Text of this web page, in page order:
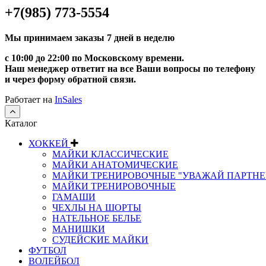
+7(985) 773-5554
Мы принимаем заказы 7 дней в неделю
с 10:00 до 22:00 по Московскому времени.
Наш менеджер ответит на все Ваши вопросы по телефону
и через форму обратной связи.
Работает на InSales
Каталог
ХОККЕЙ
МАЙКИ КЛАССИЧЕСКИЕ
МАЙКИ АНАТОМИЧЕСКИЕ
МАЙКИ ТРЕНИРОВОЧНЫЕ "УВАЖАЙ
МАЙКИ ТРЕНИРОВОЧНЫЕ
ГАМАШИ
ЧЕХЛЫ НА ШОРТЫ
НАТЕЛЬНОЕ БЕЛЬЕ
МАНИШКИ
СУДЕЙСКИЕ МАЙКИ
ФУТБОЛ
ВОЛЕЙБОЛ